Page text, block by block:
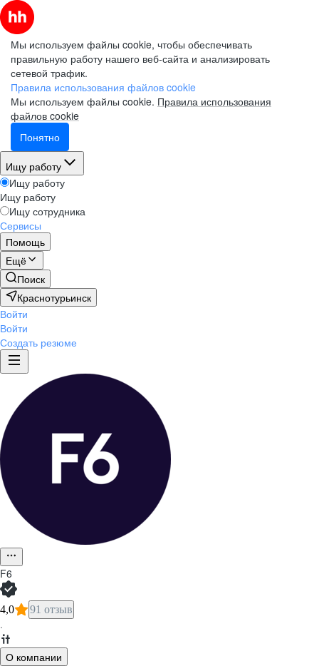
Мы используем файлы cookie, чтобы обеспечивать
правильную работу нашего веб-сайта и анализировать
сетевой трафик.
Правила использования файлов cookie
Мы используем файлы cookie. Правила использования
файлов cookie
Понятно
Ищу работу
Ищу работу
Ищу работу
Ищу сотрудника
Сервисы
Помощь
Ещё
Поиск
Краснотурьинск
Войти
Войти
Создать резюме
F6
4,0 91 отзыв
·
О компании